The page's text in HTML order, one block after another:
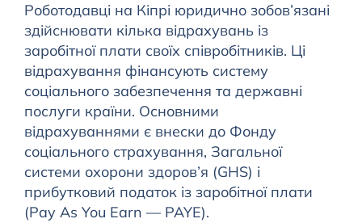
Роботодавці на Кіпрі юридично зобов’язані
здійснювати кілька відрахувань із
заробітної плати своїх співробітників. Ці
відрахування фінансують систему
соціального забезпечення та державні
послуги країни. Основними
відрахуваннями є внески до Фонду
соціального страхування, Загальної
системи охорони здоров’я (GHS) і
прибутковий податок із заробітної плати
(Pay As You Earn — PAYE).